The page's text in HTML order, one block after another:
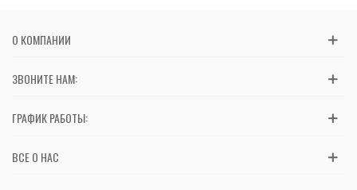
О КОМПАНИИ
ЗВОНИТЕ НАМ:
ГРАФИК РАБОТЫ:
ВСЕ О НАС